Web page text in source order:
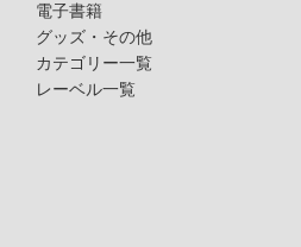
電子書籍
グッズ・その他
カテゴリー一覧
レーベル一覧